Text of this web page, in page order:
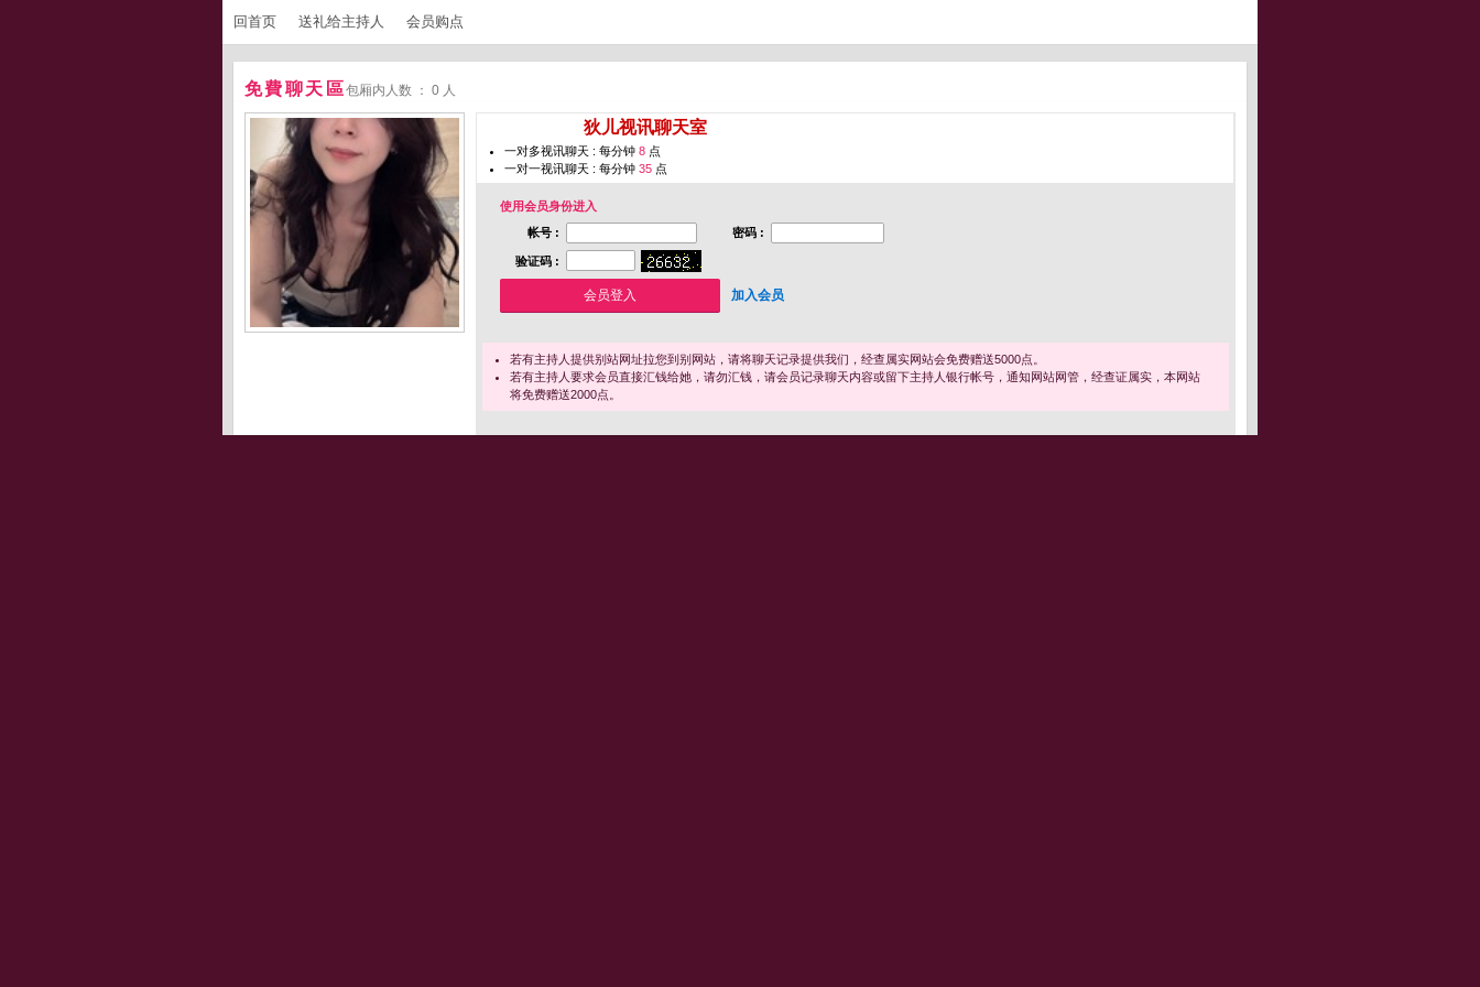
回首页 送礼给主持人 会员购点
免費聊天區包厢内人数 ： 0 人
狄儿视讯聊天室
一对多视讯聊天 : 每分钟 8 点
一对一视讯聊天 : 每分钟 35 点
使用会员身份进入
帐号 :
密码 :
验证码 :
加入会员
若有主持人提供别站网址拉您到别网站，请将聊天记录提供我们，经查属实网站会免费赠送5000点。
若有主持人要求会员直接汇钱给她，请勿汇钱，请会员记录聊天内容或留下主持人银行帐号，通知网站网管，经查证属实，本网站
将免费赠送2000点。